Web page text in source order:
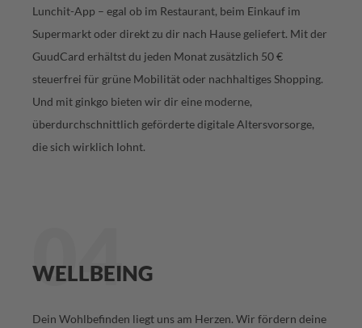
Lunchit-App – egal ob im Restaurant, beim Einkauf im
Supermarkt oder direkt zu dir nach Hause geliefert. Mit der
GuudCard erhältst du jeden Monat zusätzlich 50 €
steuerfrei für grüne Mobilität oder nachhaltiges Shopping.
Und mit ginkgo bieten wir dir eine moderne,
überdurchschnittlich geförderte digitale Altersvorsorge,
die sich wirklich lohnt.
04
WELLBEING
Dein Wohlbefinden liegt uns am Herzen. Wir fördern deine